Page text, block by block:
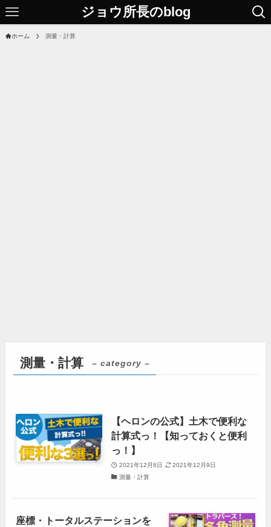
ジョウ所長のblog
ホーム 測量・計算
測量・計算 – category –
【ヘロンの公式】土木で便利な
計算式っ！【知っておくと便利
っ！】
2021年12月6日
2021年12月9日
測量・計算
座標・トータルステーションを